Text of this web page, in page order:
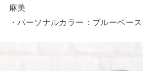
麻美
・パーソナルカラー：ブルーベース